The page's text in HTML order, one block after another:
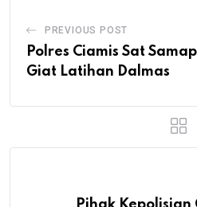
PREVIOUS POST
Polres Ciamis Sat
Giat Latihan Dalmas